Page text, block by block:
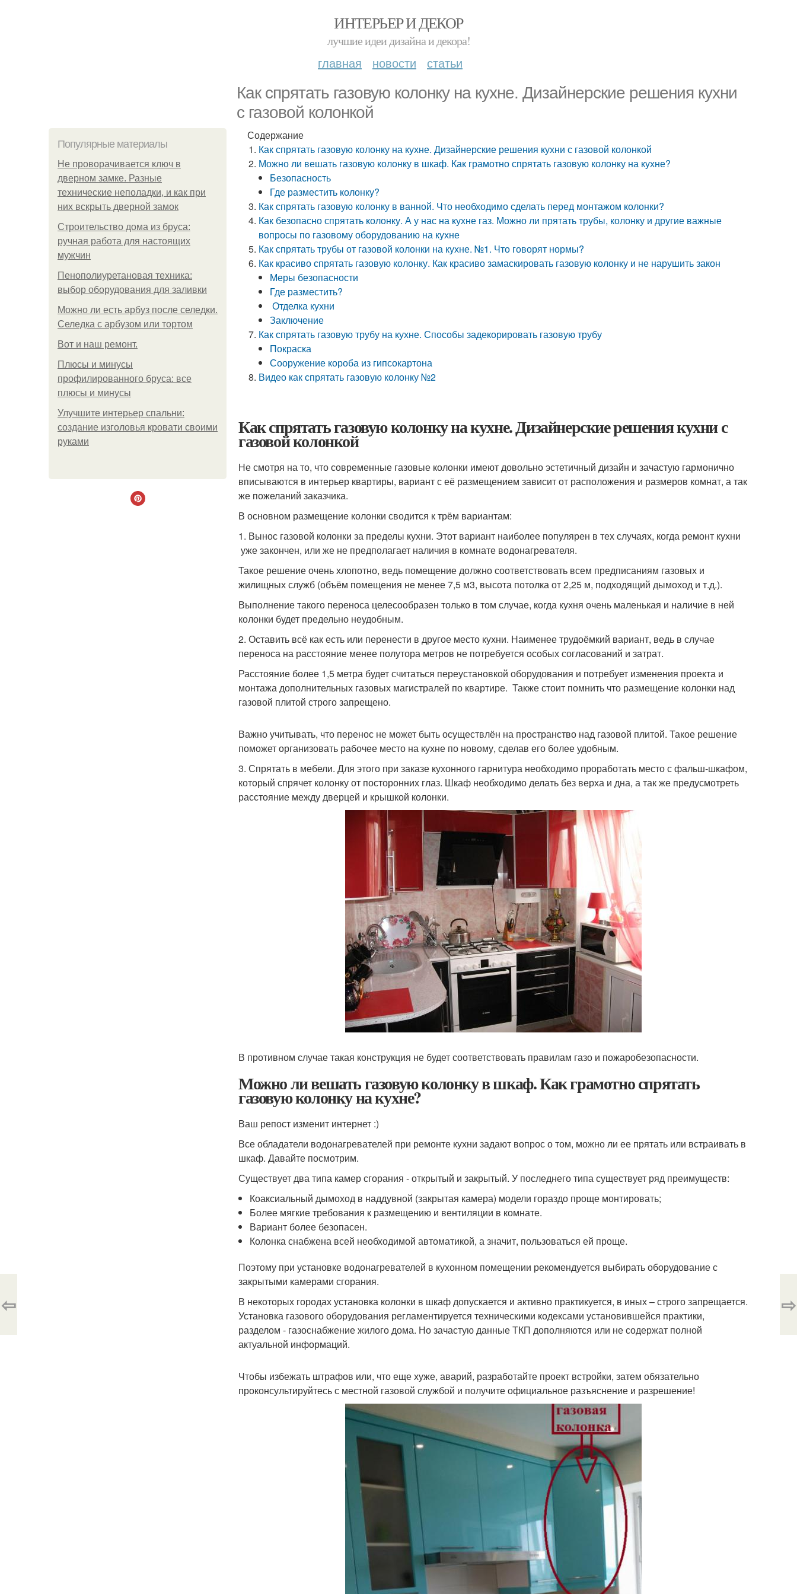
ИНТЕРЬЕР И ДЕКОР
лучшие идеи дизайна и декора!
главная новости статьи
Как спрятать газовую колонку на кухне. Дизайнерские решения кухни
с газовой колонкой
Популярные материалы
Не проворачивается ключ в
дверном замке. Разные
технические неполадки, и как при
них вскрыть дверной замок
Строительство дома из бруса:
ручная работа для настоящих
мужчин
Пенополиуретановая техника:
выбор оборудования для заливки
Можно ли есть арбуз после селедки.
Селедка с арбузом или тортом
Boт и наш ремoнт.
Плюсы и минусы
профилированного бруса: все
плюсы и минусы
Улучшите интерьер спальни:
создание изголовья кровати своими
руками
Содержание
Как спрятать газовую колонку на кухне. Дизайнерские решения кухни с газовой колонкой
Можно ли вешать газовую колонку в шкаф. Как грамотно спрятать газовую колонку на кухне?
Безопасность
Где разместить колонку?
Как спрятать газовую колонку в ванной. Что необходимо сделать перед монтажом колонки?
Как безопасно спрятать колонку. А у нас на кухне газ. Можно ли прятать трубы, колонку и другие важные
вопросы по газовому оборудованию на кухне
Как спрятать трубы от газовой колонки на кухне. №1. Что говорят нормы?
Как красиво спрятать газовую колонку. Как красиво замаскировать газовую колонку и не нарушить закон
Меры безопасности
Где разместить?
Отделка кухни
Заключение
Как спрятать газовую трубу на кухне. Способы задекорировать газовую трубу
Покраска
Сооружение короба из гипсокартона
Видео как спрятать газовую колонку №2
Как спрятать газовую колонку на кухне. Дизайнерские решения кухни с
газовой колонкой
Не смотря на то, что современные газовые колонки имеют довольно эстетичный дизайн и зачастую гармонично
вписываются в интерьер квартиры, вариант с её размещением зависит от расположения и размеров комнат, а так
же пожеланий заказчика.
В основном размещение колонки сводится к трём вариантам:
1. Вынос газовой колонки за пределы кухни. Этот вариант наиболее популярен в тех случаях, когда ремонт кухни
уже закончен, или же не предполагает наличия в комнате водонагревателя.
Такое решение очень хлопотно, ведь помещение должно соответствовать всем предписаниям газовых и
жилищных служб (объём помещения не менее 7,5 м3, высота потолка от 2,25 м, подходящий дымоход и т.д.).
Выполнение такого переноса целесообразен только в том случае, когда кухня очень маленькая и наличие в ней
колонки будет предельно неудобным.
2. Оставить всё как есть или перенести в другое место кухни. Наименее трудоёмкий вариант, ведь в случае
переноса на расстояние менее полутора метров не потребуется особых согласований и затрат.
Расстояние более 1,5 метра будет считаться переустановкой оборудования и потребует изменения проекта и
монтажа дополнительных газовых магистралей по квартире. Также стоит помнить что размещение колонки над
газовой плитой строго запрещено.
Важно учитывать, что перенос не может быть осуществлён на пространство над газовой плитой. Такое решение
поможет организовать рабочее место на кухне по новому, сделав его более удобным.
3. Спрятать в мебели. Для этого при заказе кухонного гарнитура необходимо проработать место с фальш-шкафом,
который спрячет колонку от посторонних глаз. Шкаф необходимо делать без верха и дна, а так же предусмотреть
расстояние между дверцей и крышкой колонки.
В противном случае такая конструкция не будет соответствовать правилам газо и пожаробезопасности.
Можно ли вешать газовую колонку в шкаф. Как грамотно спрятать
газовую колонку на кухне?
Ваш репост изменит интернет :)
Все обладатели водонагревателей при ремонте кухни задают вопрос о том, можно ли ее прятать или встраивать в
шкаф. Давайте посмотрим.
Существует два типа камер сгорания - открытый и закрытый. У последнего типа существует ряд преимуществ:
Коаксиальный дымоход в наддувной (закрытая камера) модели гораздо проще монтировать;
Более мягкие требования к размещению и вентиляции в комнате.
Вариант более безопасен.
Колонка снабжена всей необходимой автоматикой, а значит, пользоваться ей проще.
Поэтому при установке водонагревателей в кухонном помещении рекомендуется выбирать оборудование с
закрытыми камерами сгорания.
В некоторых городах установка колонки в шкаф допускается и активно практикуется, в иных – строго запрещается.
Установка газового оборудования регламентируется техническими кодексами установившейся практики,
разделом - газоснабжение жилого дома. Но зачастую данные ТКП дополняются или не содержат полной
актуальной информаций.
Чтобы избежать штрафов или, что еще хуже, аварий, разработайте проект встройки, затем обязательно
проконсультируйтесь с местной газовой службой и получите официальное разъяснение и разрешение!
⇦ ⇨